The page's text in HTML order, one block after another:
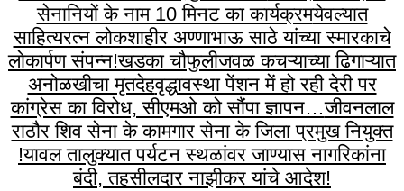
सेनानियों के नाम 10 मिनट का कार्यक्रमयेवल्यात
साहित्यरत्न लोकशाहीर अण्णाभाऊ साठे यांच्या स्मारकाचे
लोकार्पण संपन्न!खडका चौफुलीजवळ कचऱ्याच्या ढिगाऱ्यात
अनोळखीचा मृतदेहवृद्धावस्था पेंशन में हो रही देरी पर
कांग्रेस का विरोध, सीएमओ को सौंपा ज्ञापन…जीवनलाल
राठौर शिव सेना के कामगार सेना के जिला प्रमुख नियुक्त
!यावल तालुक्यात पर्यटन स्थळांवर जाण्यास नागरिकांना
बंदी, तहसीलदार नाझीकर यांचे आदेश!